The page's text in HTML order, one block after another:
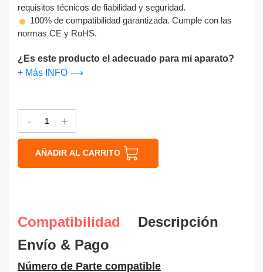
requisitos técnicos de fiabilidad y seguridad.
100% de compatibilidad garantizada. Cumple con las
normas CE y RoHS.
¿Es este producto el adecuado para mi aparato?
+ Más INFO ⟶
- +
AÑADIR AL CARRITO
Compatibilidad
Descripción
Envío & Pago
Número de Parte compatible